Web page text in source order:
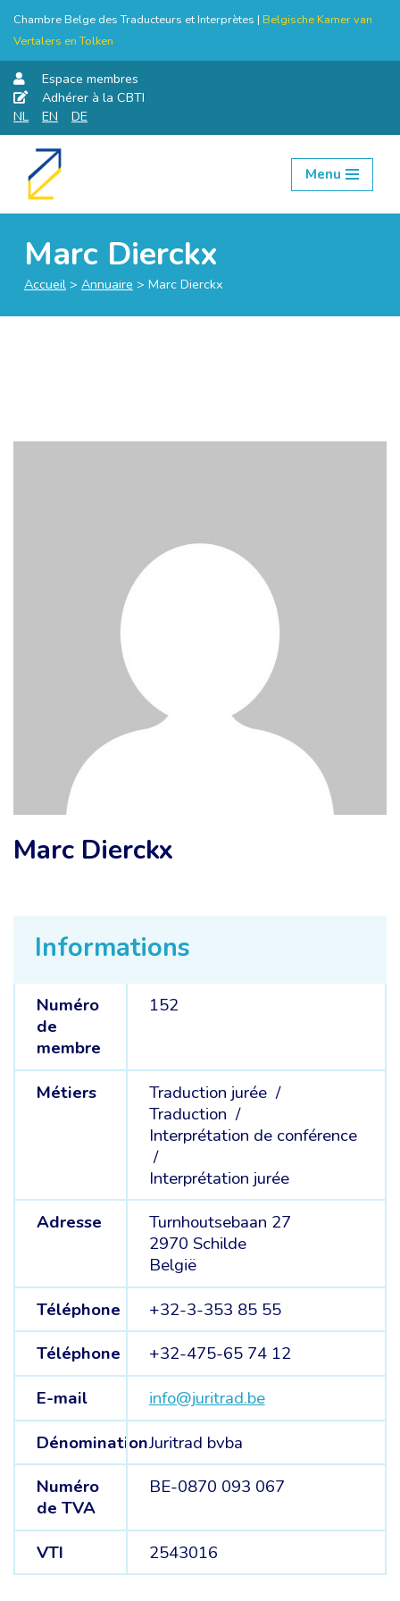
Chambre Belge des Traducteurs et Interprètes | Belgische Kamer van
Vertalers en Tolken
Espace membres
Adhérer à la CBTI
NL
EN DE
Aller
Menu
Marc Dierckx
Accueil > Annuaire > Marc Dierckx
Informations
Numéro
de
membre
152
Métiers
Traduction jurée /
Traduction /
Interprétation de conférence
/
Interprétation jurée
Adresse
Turnhoutsebaan 27
2970 Schilde
België
Téléphone
+32-3-353 85 55
Téléphone
+32-475-65 74 12
E-mail
info@juritrad.be
DénominationJuritrad bvba
Numéro
de TVA
BE-0870 093 067
VTI 2543016
Marc Dierckx